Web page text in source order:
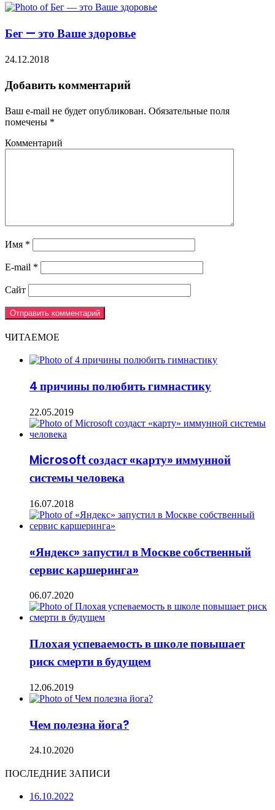
Бег — это Ваше здоровье
24.12.2018
Добавить комментарий
Ваш e-mail не будет опубликован. Обязательные поля
помечены *
Комментарий
Имя *
E-mail *
Сайт
ЧИТАЕМОЕ
4 причины полюбить гимнастику
22.05.2019
Microsoft создаст «карту» иммунной
системы человека
16.07.2018
«Яндекс» запустил в Москве собственный
сервис каршеринга»
06.07.2020
Плохая успеваемость в школе повышает
риск смерти в будущем
12.06.2019
Чем полезна йога?
24.10.2020
ПОСЛЕДНИЕ ЗАПИСИ
16.10.2022